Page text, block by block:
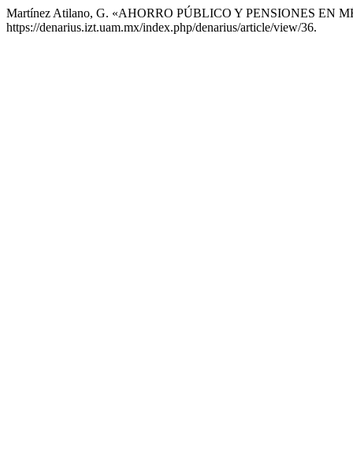
Martínez Atilano, G. «AHORRO PÚBLICO Y PENSIONES EN
https://denarius.izt.uam.mx/index.php/denarius/article/view/36.